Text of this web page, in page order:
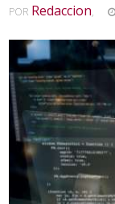
POR Redaccion,